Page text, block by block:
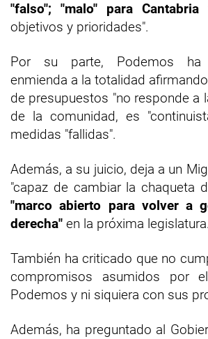
"falso"; "malo" para Cantabria
objetivos y prioridades".
Por su parte, Podemos ha
enmienda a la totalidad
de presupuestos "no responde a
de la comunidad, es
medidas "fallidas".
Además, a su juicio, deja a un
"capaz de cambiar la chaqueta
"marco abierto para volver a
derecha" en la próxima legislatura.
También ha criticado que no
compromisos asumidos por
Podemos y ni siquiera con sus
Además, ha preguntado al